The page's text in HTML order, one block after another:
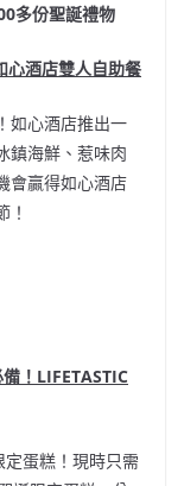
多份聖誕禮物
心酒店雙人自助餐
如心酒店推出一
鎮海鮮、惹味肉
會贏得如心酒店
！
！LIFETASTIC
定蛋糕！現時只需